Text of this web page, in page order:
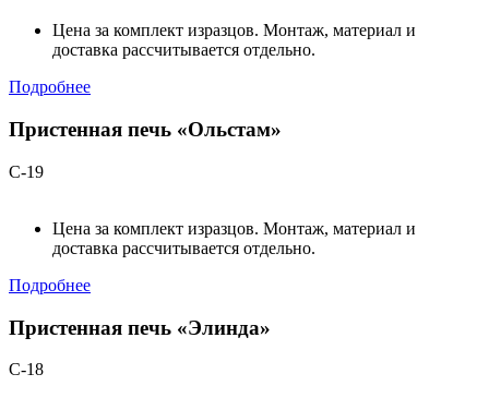
Цена за комплект изразцов. Монтаж, материал и
доставка рассчитывается отдельно.
Подробнее
Пристенная печь «Ольстам»
С-19
Цена за комплект изразцов. Монтаж, материал и
доставка рассчитывается отдельно.
Подробнее
Пристенная печь «Элинда»
С-18